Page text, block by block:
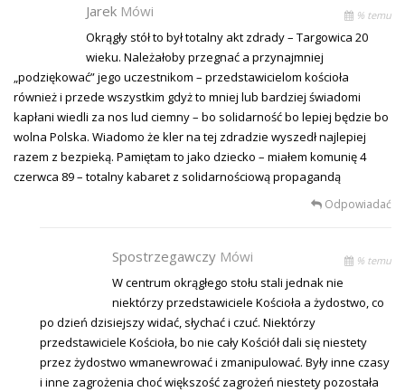
Jarek Mówi % temu
Okrągły stół to był totalny akt zdrady – Targowica 20
wieku. Należałoby przegnać a przynajmniej
„podziękować” jego uczestnikom – przedstawicielom kościoła
również i przede wszystkim gdyż to mniej lub bardziej świadomi
kapłani wiedli za nos lud ciemny – bo solidarność bo lepiej będzie bo
wolna Polska. Wiadomo że kler na tej zdradzie wyszedł najlepiej
razem z bezpieką. Pamiętam to jako dziecko – miałem komunię 4
czerwca 89 – totalny kabaret z solidarnościową propagandą
Odpowiadać
Spostrzegawczy Mówi % temu
W centrum okrągłego stołu stali jednak nie
niektórzy przedstawiciele Kościoła a żydostwo, co
po dzień dzisiejszy widać, słychać i czuć. Niektórzy
przedstawiciele Kościoła, bo nie cały Kościół dali się niestety
przez żydostwo wmanewrować i zmanipulować. Były inne czasy
i inne zagrożenia choć większość zagrożeń niestety pozostała